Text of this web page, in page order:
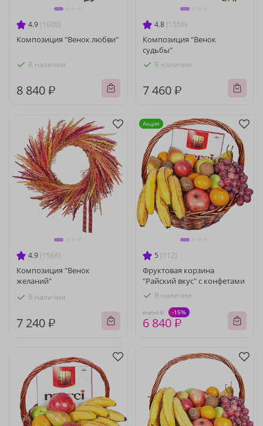
4.9 (1600)
Композиция "Венок любви"
В наличии
8 840 ₽
4.8 (1556)
Композиция "Венок
судьбы"
В наличии
7 460 ₽
4.9 (1566)
Композиция "Венок
желаний"
В наличии
7 240 ₽
5 (112)
Фруктовая корзина
"Райский вкус" с конфетами
В наличии
8 050 ₽ -15%
6 840 ₽
Акция